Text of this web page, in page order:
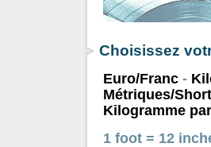
Choisissez
Euro/Franc -
Métriques/
Kilogramme
1 foot = 12